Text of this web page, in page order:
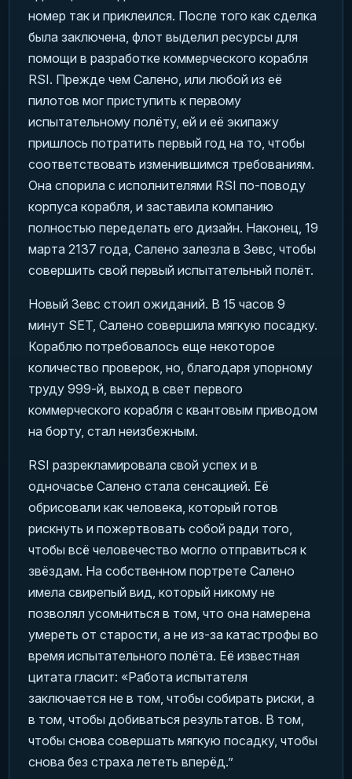
номер так и приклеился. После того как сделка
была заключена, флот выделил ресурсы для
помощи в разработке коммерческого корабля
RSI. Прежде чем Салено, или любой из её
пилотов мог приступить к первому
испытательному полёту, ей и её экипажу
пришлось потратить первый год на то, чтобы
соответствовать изменившимся требованиям.
Она спорила с исполнителями RSI по-поводу
корпуса корабля, и заставила компанию
полностью переделать его дизайн. Наконец, 19
марта 2137 года, Салено залезла в Зевс, чтобы
совершить свой первый испытательный полёт.
Новый Зевс стоил ожиданий. В 15 часов 9
минут SET, Салено совершила мягкую посадку.
Кораблю потребовалось еще некоторое
количество проверок, но, благодаря упорному
труду 999-й, выход в свет первого
коммерческого корабля с квантовым приводом
на борту, стал неизбежным.
RSI разрекламировала свой успех и в
одночасье Салено стала сенсацией. Её
обрисовали как человека, который готов
рискнуть и пожертвовать собой ради того,
чтобы всё человечество могло отправиться к
звёздам. На собственном портрете Салено
имела свирепый вид, который никому не
позволял усомниться в том, что она намерена
умереть от старости, а не из-за катастрофы во
время испытательного полёта. Её известная
цитата гласит: «Работа испытателя
заключается не в том, чтобы собирать риски, а
в том, чтобы добиваться результатов. В том,
чтобы снова совершать мягкую посадку, чтобы
снова без страха лететь вперёд.”